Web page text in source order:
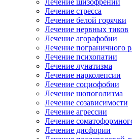
Лечение шизофрении
Лечение стресса
Лечение белой горячки
Лечение нервных тиков
Лечение агорафобии
Лечение пограничного
Лечение психопатии
Лечение лунатизма
Лечение нарколепсии
Лечение социофобии
Лечение шопоголизма
Лечение созависимости
Лечение агрессии
Лечение
Лечение дисфории